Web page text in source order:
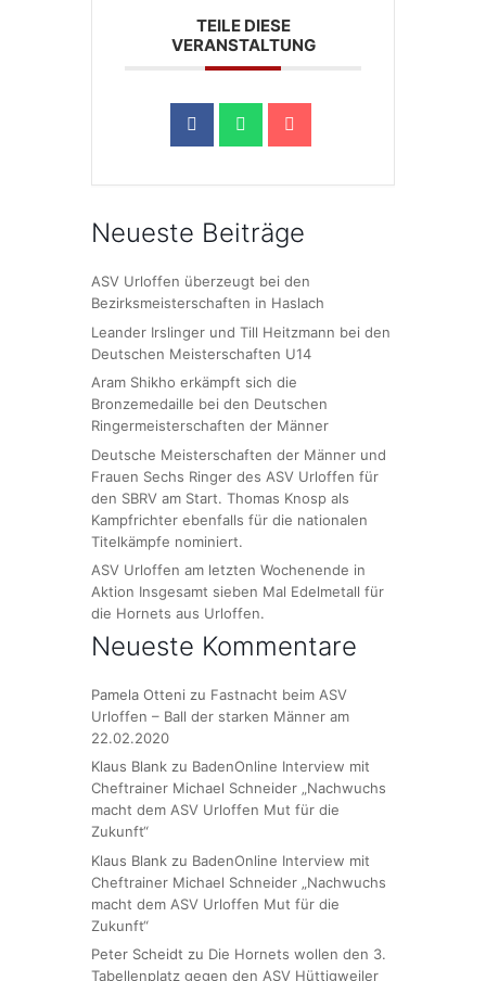
TEILE DIESE
VERANSTALTUNG
Neueste Beiträge
ASV Urloffen überzeugt bei den
Bezirksmeisterschaften in Haslach
Leander Irslinger und Till Heitzmann bei den
Deutschen Meisterschaften U14
Aram Shikho erkämpft sich die
Bronzemedaille bei den Deutschen
Ringermeisterschaften der Männer
Deutsche Meisterschaften der Männer und
Frauen Sechs Ringer des ASV Urloffen für
den SBRV am Start. Thomas Knosp als
Kampfrichter ebenfalls für die nationalen
Titelkämpfe nominiert.
ASV Urloffen am letzten Wochenende in
Aktion Insgesamt sieben Mal Edelmetall für
die Hornets aus Urloffen.
Neueste Kommentare
Pamela Otteni zu Fastnacht beim ASV
Urloffen – Ball der starken Männer am
22.02.2020
Klaus Blank zu BadenOnline Interview mit
Cheftrainer Michael Schneider „Nachwuchs
macht dem ASV Urloffen Mut für die
Zukunft“
Klaus Blank zu BadenOnline Interview mit
Cheftrainer Michael Schneider „Nachwuchs
macht dem ASV Urloffen Mut für die
Zukunft“
Peter Scheidt zu Die Hornets wollen den 3.
Tabellenplatz gegen den ASV Hüttigweiler